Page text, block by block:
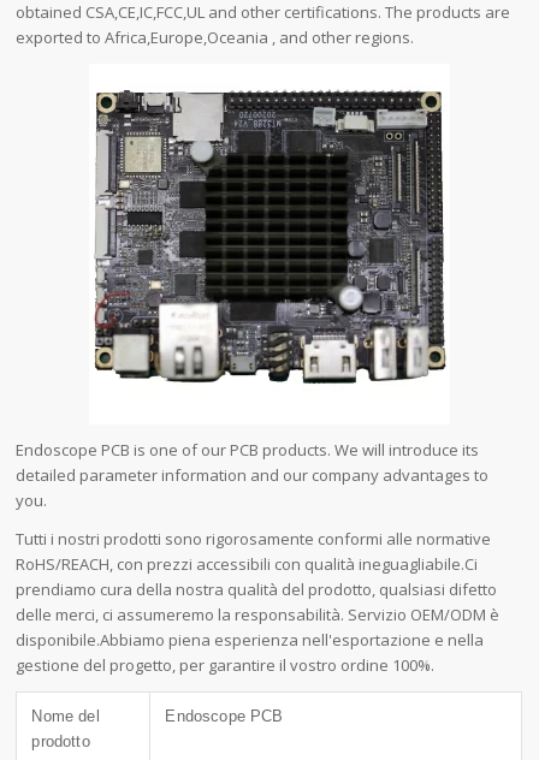
obtained CSA,CE,IC,FCC,UL and other certifications. The products are
exported to Africa,Europe,Oceania , and other regions.
Endoscope PCB is one of our PCB products. We will introduce its
detailed parameter information and our company advantages to
you.
Tutti i nostri prodotti sono rigorosamente conformi alle normative
RoHS/REACH, con prezzi accessibili con qualità ineguagliabile.Ci
prendiamo cura della nostra qualità del prodotto, qualsiasi difetto
delle merci, ci assumeremo la responsabilità. Servizio OEM/ODM è
disponibile.Abbiamo piena esperienza nell'esportazione e nella
gestione del progetto, per garantire il vostro ordine 100%.
Nome del
prodotto
Endoscope PCB